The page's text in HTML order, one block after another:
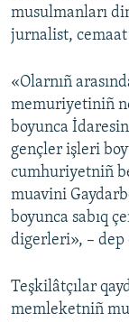
QOŞULIÑIZ!
RFE/RS bütün
musulmanları
jurnalist,
«Olarnıñ
memuriyetiniñ
boyunca
gençler işleri
cumhuriyetniñ
muavini
boyunca sabıq
digerleri», – dep
Teşkilâtçılar
memleketniñ